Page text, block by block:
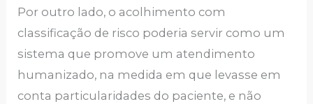
Por outro lado, o acolhimento com
classificação de risco poderia servir como um
sistema que promove um atendimento
humanizado, na medida em que levasse em
conta particularidades do paciente, e não